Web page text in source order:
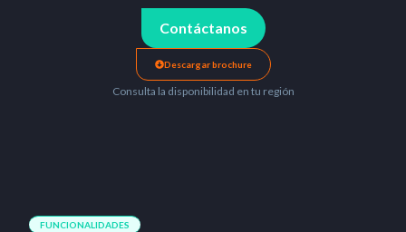
Contáctanos
Descargar brochure
Consulta la disponibilidad en tu región
FUNCIONALIDADES